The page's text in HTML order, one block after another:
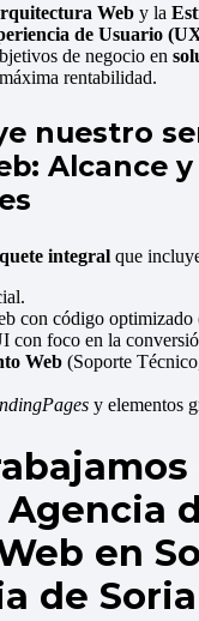
Web y la
de Usuario
de negocio en
rentabilidad.
nuestro
Alcance y
integral que
con código optimizado
con foco en la
Web (Soporte
y elementos
en
de Soria